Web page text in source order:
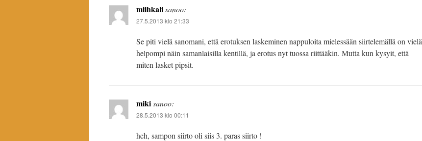
miihkalisanoo:
27.5.2013 klo 21:33
Se piti vielä sanomani, että erotuksen laskeminen nappuloita mielessään siirtelemällä on vielä
helpompi näin samanlaisilla kentillä, ja erotus nyt tuossa riittääkin. Mutta kun kysyit, että
miten lasket pipsit.
mikisanoo:
28.5.2013 klo 00:11
heh, sampon siirto oli siis 3. paras siirto !